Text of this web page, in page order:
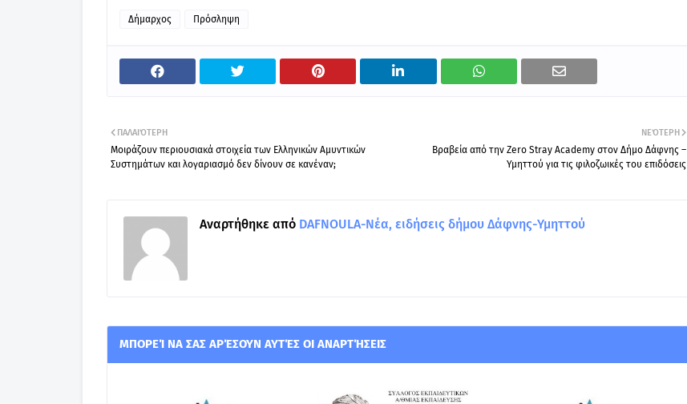
Δήμαρχος Πρόσληψη
ΝΕΌΤΕΡΗ
Βραβεία από την Zero Stray Academy στον Δήμο Δάφνης –
Υμηττού για τις φιλοζωικές του επιδόσεις
ΠΑΛΑΙΌΤΕΡΗ
Μοιράζουν περιουσιακά στοιχεία των Ελληνικών Αμυντικών
Συστημάτων και λογαριασμό δεν δίνουν σε κανέναν;
Αναρτήθηκε από DAFNOULA-Νέα, ειδήσεις δήμου Δάφνης-Υμηττού
ΜΠΟΡΕΊ ΝΑ ΣΑΣ ΑΡΈΣΟΥΝ ΑΥΤΈΣ ΟΙ ΑΝΑΡΤΉΣΕΙΣ